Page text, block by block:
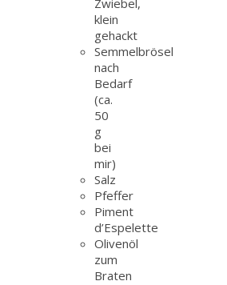
Zwiebel,
klein
gehackt
Semmelbrösel
nach
Bedarf
(ca.
50
g
bei
mir)
Salz
Pfeffer
Piment
d’Espelette
Olivenöl
zum
Braten